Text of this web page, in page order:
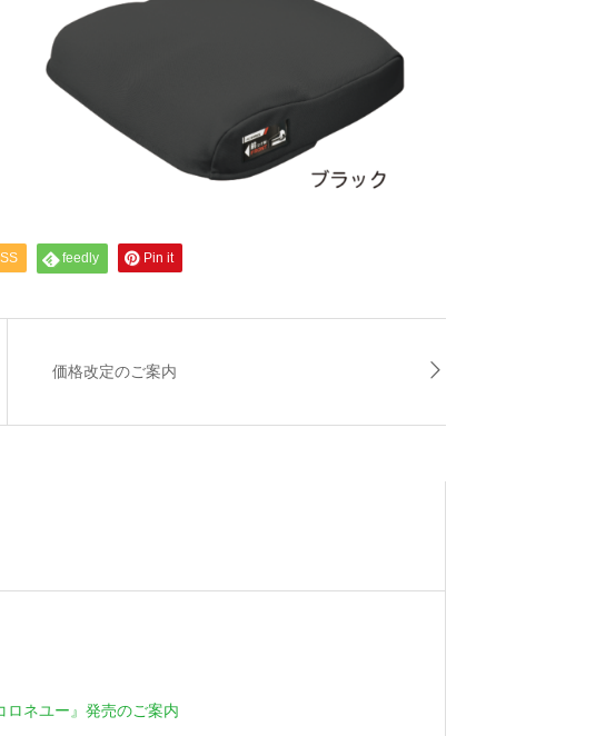
feedly Pin it
価格改定のご案内
ロネユー』発売のご案内